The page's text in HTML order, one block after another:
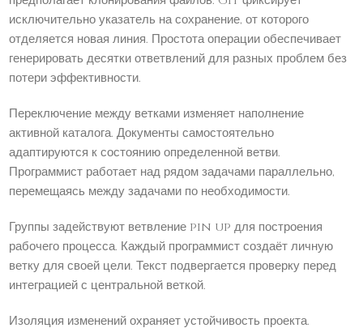
исключительно указатель на сохранение, от которого
отделяется новая линия. Простота операции обеспечивает
генерировать десятки ответвлений для разных проблем без
потери эффективности.
Переключение между ветками изменяет наполнение
активной каталога. Документы самостоятельно
адаптируются к состоянию определенной ветви.
Программист работает над рядом задачами параллельно,
перемещаясь между задачами по необходимости.
Группы задействуют ветвление pin up для построения
рабочего процесса. Каждый программист создаёт личную
ветку для своей цели. Текст подвергается проверку перед
интеграцией с центральной веткой.
Изоляция изменений охраняет устойчивость проекта.